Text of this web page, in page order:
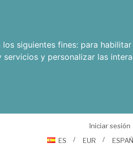
siguientes fines: para
y personalizar las
Iniciar sesión
ES
EUR